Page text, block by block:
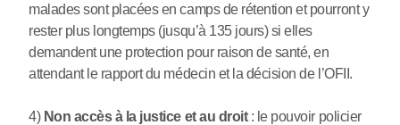
malades sont placées en camps de rétention et pourront y
rester plus longtemps (jusqu’à 135 jours) si elles
demandent une protection pour raison de santé, en
attendant le rapport du médecin et la décision de l’OFII.
4) Non accès à la justice et au droit: le pouvoir policier